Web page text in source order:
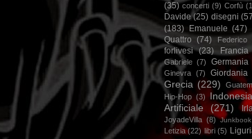
(35) concerti (9) Corfù
Davide (25) disegni
(183)
Emanuele (47)
Quattro (74) Federico
forlivesi (23) Francia
Gabriele (7) Germania
Ginevra (7) Giordania
Grecia (229)
Hip-Hop (3)
Artificiale
(271)
JoyadeVilla (8) Junkbook
Letizia (22) libri (5)